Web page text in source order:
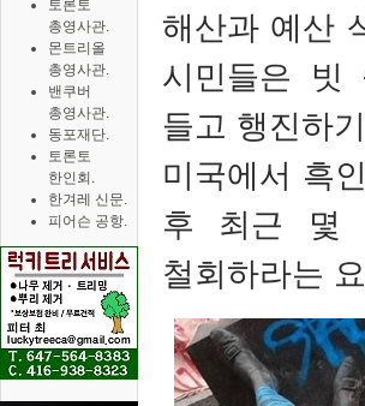
토론토
총영사관.
몬트리올
총영사관.
밴쿠버
총영사관.
동포재단.
토론토
한인회.
한겨레 신문.
피어슨 공항.
해산과 예산
시민들은 빗
들고 행진하
미국에서 흑
후 최근 몇
철회하라는